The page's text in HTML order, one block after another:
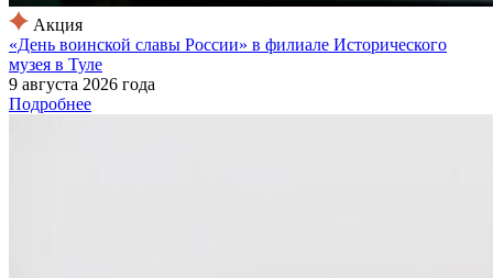
Акция
«День воинской славы России» в филиале Исторического
музея в Туле
9 августа 2026 года
Подробнее